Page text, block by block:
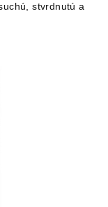
stvrdnutú a